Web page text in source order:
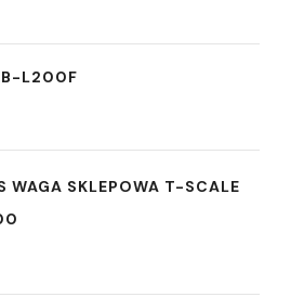
L200F
WAGA SKLEPOWA T-SCALE